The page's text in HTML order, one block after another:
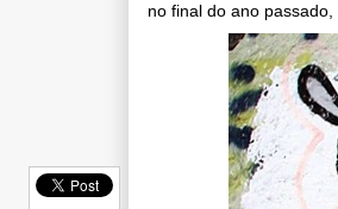
no final do ano passado,